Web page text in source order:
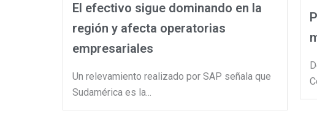
El efectivo sigue dominando en la
región y afecta operatorias
empresariales
Un relevamiento realizado por SAP señala que
Sudamérica es la...